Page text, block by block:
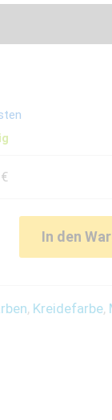
In den
, Kreidefarbe,